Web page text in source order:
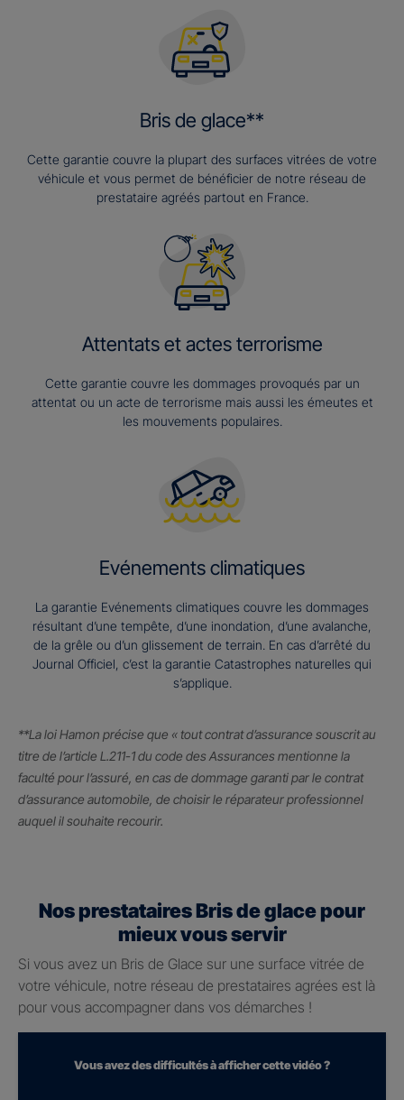
Bris de glace**
Cette garantie couvre la plupart des surfaces vitrées de votre
véhicule et vous permet de bénéficier de notre réseau de
prestataire agréés partout en France.
Attentats et actes terrorisme
Cette garantie couvre les dommages provoqués par un
attentat ou un acte de terrorisme mais aussi les émeutes et
les mouvements populaires.
Evénements climatiques
La garantie Evénements climatiques couvre les dommages
résultant d’une tempête, d’une inondation, d’une avalanche,
de la grêle ou d’un glissement de terrain. En cas d’arrêté du
Journal Officiel, c’est la garantie Catastrophes naturelles qui
s’applique.
**La loi Hamon précise que « tout contrat d’assurance souscrit au
titre de l’article L.211-1 du code des Assurances mentionne la
faculté pour l’assuré, en cas de dommage garanti par le contrat
d’assurance automobile, de choisir le réparateur professionnel
auquel il souhaite recourir.
Nos prestataires Bris de glace pour
mieux vous servir
Si vous avez un Bris de Glace sur une surface vitrée de
votre véhicule, notre réseau de prestataires agrées est là
pour vous accompagner dans vos démarches !
Vous avez des difficultés à afficher cette vidéo ?